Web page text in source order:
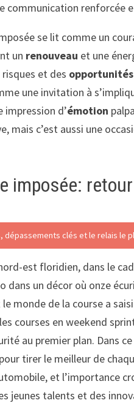
communication renforcée
se lit comme un
un renouveau et une
et des opportunités
une invitation à
d’émotion
mais c’est aussi une
imposée:
dépassements clés et le relais le
est floridien, dans le
un décor où onze
monde de la course a
courses en weekend
au premier plan. Dans
pour tirer le meilleur de
et l’importance
jeunes talents et des